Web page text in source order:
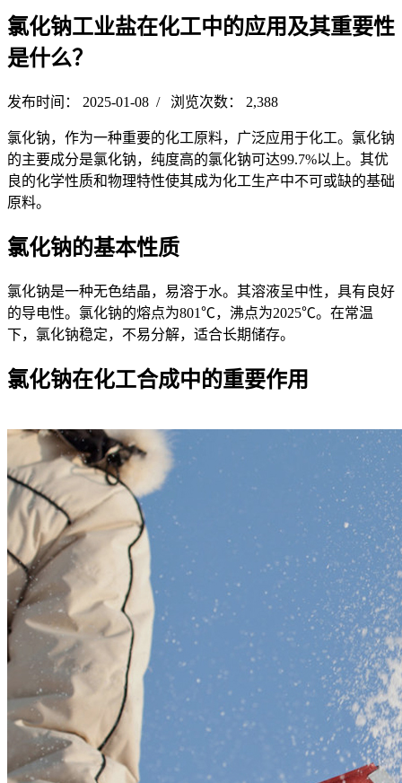
氯化钠工业盐在化工中的应用及其重要性
是什么？
发布时间： 2025-01-08 / 浏览次数： 2,388
氯化钠，作为一种重要的化工原料，广泛应用于化工。氯化钠
的主要成分是氯化钠，纯度高的氯化钠可达99.7%以上。其优
良的化学性质和物理特性使其成为化工生产中不可或缺的基础
原料。
氯化钠的基本性质
氯化钠是一种无色结晶，易溶于水。其溶液呈中性，具有良好
的导电性。氯化钠的熔点为801℃，沸点为2025℃。在常温
下，氯化钠稳定，不易分解，适合长期储存。
氯化钠在化工合成中的重要作用